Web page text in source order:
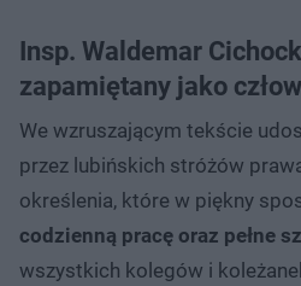
Insp. Waldemar
zapamiętany jako
We wzruszającym tekście
przez lubińskich stróżów
określenia, które w piękny
codzienną pracę oraz pełne
wszystkich kolegów i